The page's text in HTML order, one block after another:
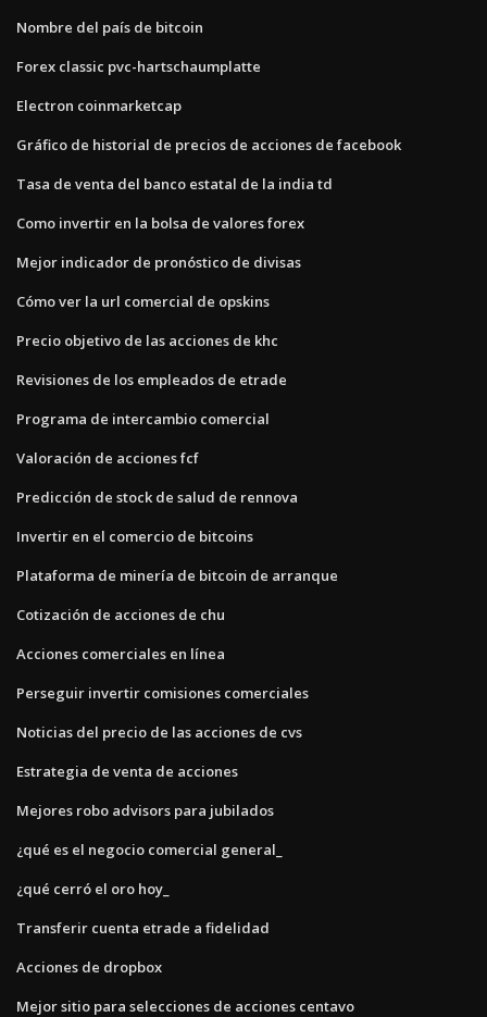
Nombre del país de bitcoin
Forex classic pvc-hartschaumplatte
Electron coinmarketcap
Gráfico de historial de precios de acciones de facebook
Tasa de venta del banco estatal de la india td
Como invertir en la bolsa de valores forex
Mejor indicador de pronóstico de divisas
Cómo ver la url comercial de opskins
Precio objetivo de las acciones de khc
Revisiones de los empleados de etrade
Programa de intercambio comercial
Valoración de acciones fcf
Predicción de stock de salud de rennova
Invertir en el comercio de bitcoins
Plataforma de minería de bitcoin de arranque
Cotización de acciones de chu
Acciones comerciales en línea
Perseguir invertir comisiones comerciales
Noticias del precio de las acciones de cvs
Estrategia de venta de acciones
Mejores robo advisors para jubilados
¿qué es el negocio comercial general_
¿qué cerró el oro hoy_
Transferir cuenta etrade a fidelidad
Acciones de dropbox
Mejor sitio para selecciones de acciones centavo